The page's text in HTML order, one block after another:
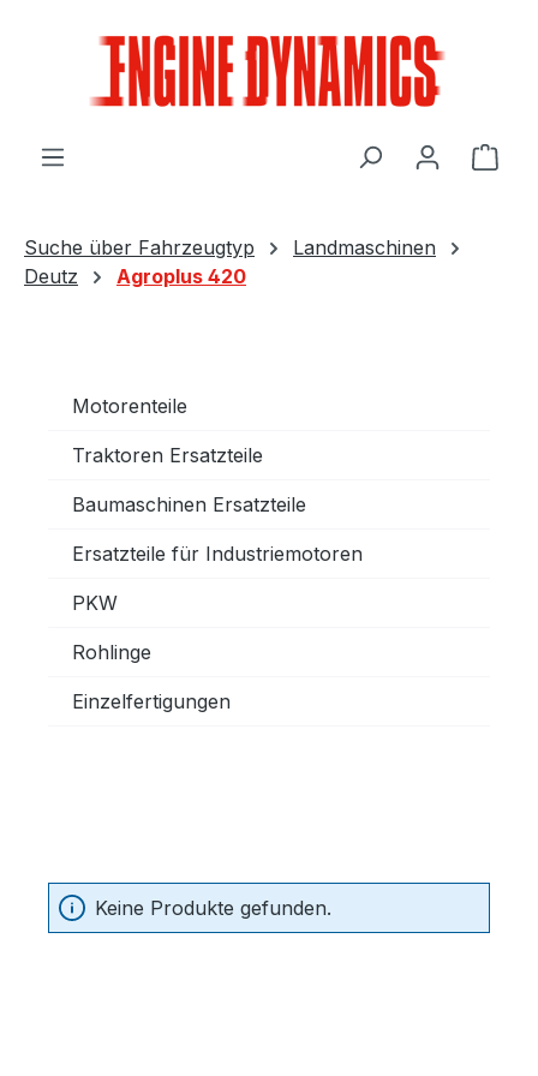
Suche über Fahrzeugtyp
Landmaschinen
Deutz
Agroplus 420
Motorenteile
Traktoren Ersatzteile
Baumaschinen Ersatzteile
Ersatzteile für Industriemotoren
PKW
Rohlinge
Einzelfertigungen
Keine Produkte gefunden.